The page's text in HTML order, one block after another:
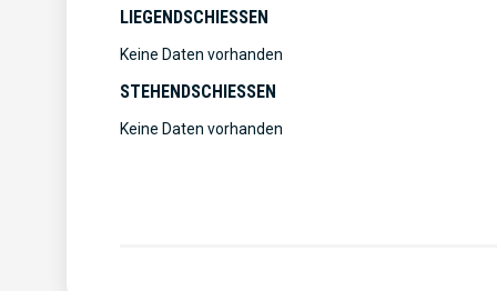
LIEGENDSCHIESSEN
Keine Daten vorhanden
STEHENDSCHIESSEN
Keine Daten vorhanden